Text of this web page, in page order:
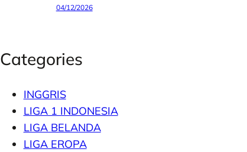
04/12/2026
Categories
INGGRIS
LIGA 1 INDONESIA
LIGA BELANDA
LIGA EROPA